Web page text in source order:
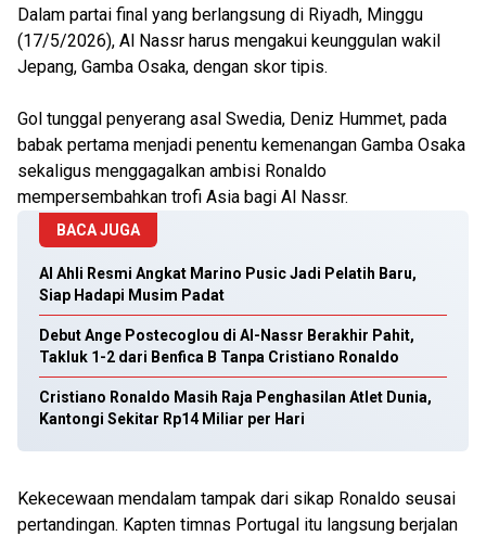
Dalam partai final yang berlangsung di Riyadh, Minggu
(17/5/2026), Al Nassr harus mengakui keunggulan wakil
Jepang, Gamba Osaka, dengan skor tipis.
Gol tunggal penyerang asal Swedia, Deniz Hummet, pada
babak pertama menjadi penentu kemenangan Gamba Osaka
sekaligus menggagalkan ambisi Ronaldo
mempersembahkan trofi Asia bagi Al Nassr.
BACA JUGA
Al Ahli Resmi Angkat Marino Pusic Jadi Pelatih Baru,
Siap Hadapi Musim Padat
Debut Ange Postecoglou di Al-Nassr Berakhir Pahit,
Takluk 1-2 dari Benfica B Tanpa Cristiano Ronaldo
Cristiano Ronaldo Masih Raja Penghasilan Atlet Dunia,
Kantongi Sekitar Rp14 Miliar per Hari
Kekecewaan mendalam tampak dari sikap Ronaldo seusai
pertandingan. Kapten timnas Portugal itu langsung berjalan